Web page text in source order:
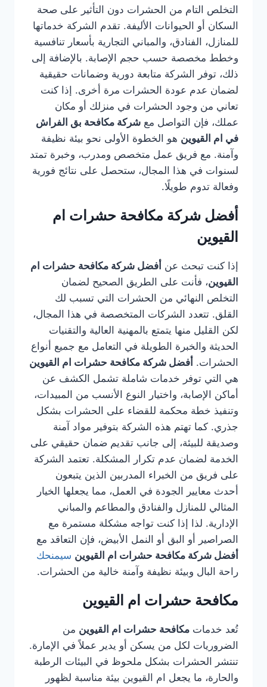
التخلص التام من الحشرات دون التأثير على صحة
السكان أو الحيوانات الأليفة. تقدم الشركة خدماتها
للمنازل، الفنادق، والمباني التجارية بأسعار تنافسية
وخطط مخصصة حسب حجم الإصابة. بالإضافة إلى
ذلك، توفر الشركة متابعة دورية وضمانات حقيقية
لضمان عدم عودة الحشرات مرة أخرى. إذا كنت
تعاني من وجود الحشرات في منزلك أو مكان
عملك، فإن التواصل مع شركة مكافحة بق الفراش
في ام القيوين هو الخطوة الأولى نحو بيئة نظيفة
وآمنة. مع فريق عمل متخصص ومدرب، وخبرة تمتد
لسنوات في هذا المجال، ستحصل على نتائج فورية
وفعالة تدوم طويلًا.
أفضل شركة مكافحة حشرات ام
القيوين
إذا كنت تبحث عن أفضل شركة مكافحة حشرات ام
القيوين، فأنت على الطريق الصحيح لضمان
التخلص النهائي من الحشرات التي تسبب لك
القلق. تتعدد الشركات المتخصصة في هذا المجال،
لكن القليل منها يتمتع بالمهنية العالية والتقنيات
الحديثة والخبرة الطويلة في التعامل مع جميع أنواع
الحشرات. أفضل شركة مكافحة حشرات ام القيوين
هي التي توفر خدمات شاملة تشمل الكشف عن
أماكن الإصابة، واختيار النوع الأنسب من المبيدات،
وتنفيذ خطة محكمة للقضاء على الحشرات بشكل
جذري. كما تهتم هذه الشركة بتوفير مواد آمنة
وصديقة للبيئة، إلى جانب تقديم ضمان حقيقي على
الخدمة لضمان عدم تكرار المشكلة. تعتمد الشركة
على فريق من الخبراء المدربين الذين يتبعون
أحدث معايير الجودة في العمل، مما يجعلها الخيار
المثالي للمنازل والفنادق والمطاعم والمباني
الإدارية. لذا إذا كنت تواجه مشكلة مستمرة مع
الصراصير أو البق أو النمل الأبيض، فإن التعاقد مع
أفضل شركة مكافحة حشرات ام القيوين سيمنحك
راحة البال وبيئة نظيفة وآمنة خالية من الحشرات.
مكافحة حشرات ام القيوين
تُعد خدمات مكافحة حشرات ام القيوين من
الضروريات لكل من يسكن أو يدير عملاً في الإمارة.
تنتشر الحشرات بشكل ملحوظ في البيئات الرطبة
والحارة، ما يجعل ام القيوين بيئة مناسبة لظهور